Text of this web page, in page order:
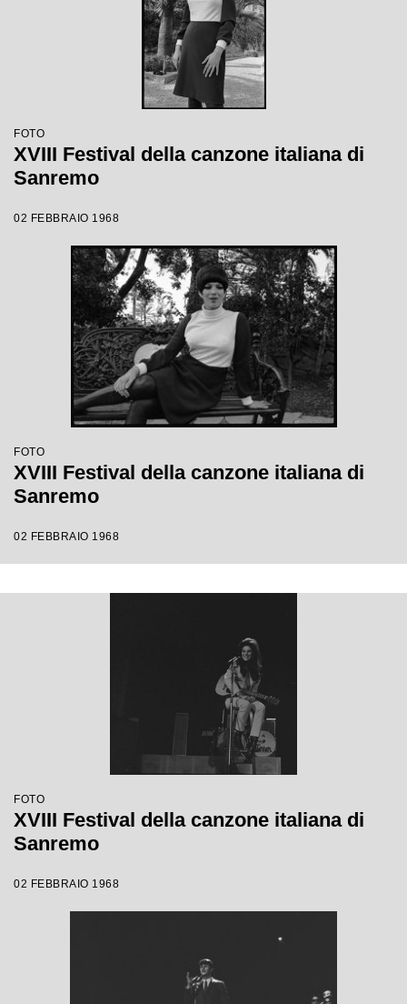
FOTO
XVIII Festival della canzone italiana di
Sanremo
02 FEBBRAIO 1968
FOTO
XVIII Festival della canzone italiana di
Sanremo
02 FEBBRAIO 1968
FOTO
XVIII Festival della canzone italiana di
Sanremo
02 FEBBRAIO 1968